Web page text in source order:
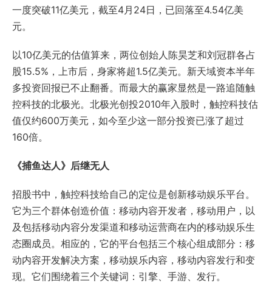
一度突破11亿美元，截至4月24日，已回落至4.54亿美
元。
以10亿美元的估值算来，两位创始人陈昊芝和刘冠群各占
股15.5%，上市后，身家将超1.5亿美元。新天域资本半年
多投资回报已不止翻番。而最大的赢家显然是一路追随触
控科技的北极光。北极光创投2010年入股时，触控科技估
值仅约600万美元，如今至少这一部分投资已涨了超过
160倍。
《捕鱼达人》后继无人
招股书中，触控科技给自己的定位是创新移动娱乐平台。
它为三个群体创造价值：移动内容开发者，移动用户，以
及包括移动内容分发渠道和移动运营商在内的移动娱乐生
态圈成员。相应的，它的平台包括三个核心组成部分：移
动内容开发解决方案，移动娱乐内容，移动内容发行和变
现。它们围绕着三个关键词：引擎、手游、发行。